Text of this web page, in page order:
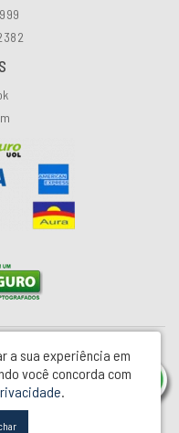
CNPJ: 00.502.154/0001-81
do Campo / SP - CEP: 09791-253
a sua experiência em
você concorda com
.